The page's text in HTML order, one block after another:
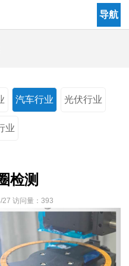
汽车行业 光伏行业
业
检测
27 访问量： 393
导航